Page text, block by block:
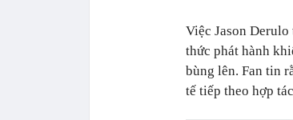
Việc Jason
thức phát hành
bùng lên. Fan tin
tế tiếp theo hợp